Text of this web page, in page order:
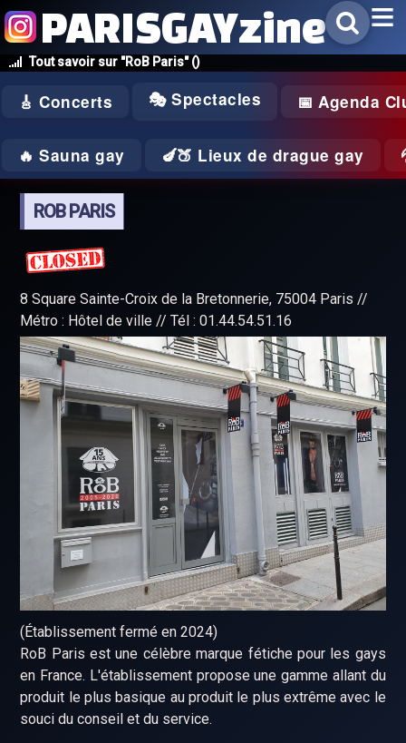
Tout savoir sur "RoB Paris" ()
PARISGAYzine
🎸 Concerts 🎭 Spectacles 📅 Agenda
🔥 Sauna gay 🍆🍑 Lieux de drague gay
ROB PARIS
8 Square Sainte-Croix de la Bretonnerie, 75004 Paris //
Métro : Hôtel de ville // Tél : 01.44.54.51.16
(Établissement fermé en 2024)
RoB Paris est une célèbre marque fétiche pour les gays
en France. L'établissement propose une gamme allant du
produit le plus basique au produit le plus extrême avec le
souci du conseil et du service.